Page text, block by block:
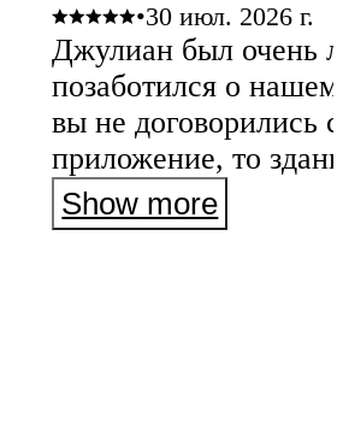
•30 июл. 2026 г.
Джулиан был очень
позаботился о нашем багаже.
вы не договорились
приложение, то
баннеров — ищите
Еще раз большое
Show more